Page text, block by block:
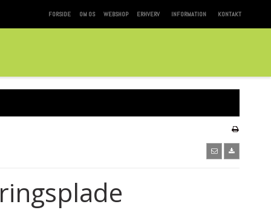
FORSIDE OM OS WEBSHOP ERHVERV INFORMATION KONTAKT